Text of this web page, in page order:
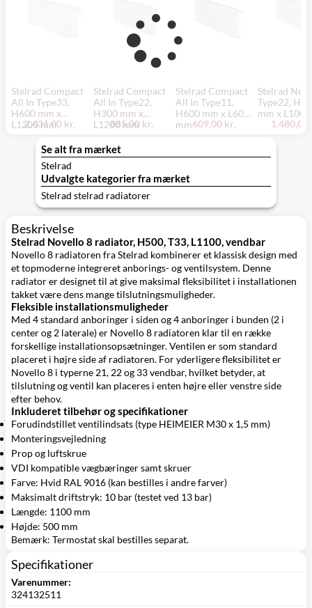
Stelrad Compact
All In Type33,
H600 mm x
L1200 mm
2.431,00 kr.
Stelrad Compact
All In Type22,
H300 mm x
L1200 mm
885,00 kr.
Stelrad Compact
All In Type11,
H600 mm x L600
mm609,00 kr.
Stelrad
Type22,
mm x
1.480,00
Se alt fra mærket
Stelrad
Udvalgte kategorier fra mærket
Stelrad stelrad radiatorer
Beskrivelse
Stelrad Novello 8 radiator, H500, T33, L1100, vendbar
Novello 8 radiatoren fra Stelrad kombinerer et klassisk design med
et topmoderne integreret anborings- og ventilsystem. Denne
radiator er designet til at give maksimal fleksibilitet i installationen
takket være dens mange tilslutningsmuligheder.
Fleksible installationsmuligheder
Med 4 standard anboringer i siden og 4 anboringer i bunden (2 i
center og 2 laterale) er Novello 8 radiatoren klar til en række
forskellige installationsopsætninger. Ventilen er som standard
placeret i højre side af radiatoren. For yderligere fleksibilitet er
Novello 8 i typerne 21, 22 og 33 vendbar, hvilket betyder, at
tilslutning og ventil kan placeres i enten højre eller venstre side
efter behov.
Inkluderet tilbehør og specifikationer
Forudindstillet ventilindsats (type HEIMEIER M30 x 1,5 mm)
Monteringsvejledning
Prop og luftskrue
VDI kompatible vægbæringer samt skruer
Farve: Hvid RAL 9016 (kan bestilles i andre farver)
Maksimalt driftstryk: 10 bar (testet ved 13 bar)
Længde: 1100 mm
Højde: 500 mm
Bemærk: Termostat skal bestilles separat.
Specifikationer
Varenummer:
324132511